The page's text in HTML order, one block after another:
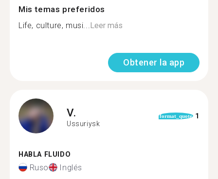
Mis temas preferidos
Life, culture, musi...Leer más
Obtener la app
V.
Ussuriysk
format_quote 1
HABLA FLUIDO
Ruso Inglés